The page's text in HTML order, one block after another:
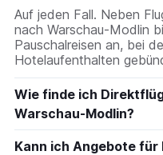
Auf jeden Fall. Neben
nach Warschau-Modlin
Pauschalreisen an, bei
Hotelaufenthalten
Wie finde ich
Warschau-Modlin?
Kann ich Angebote für